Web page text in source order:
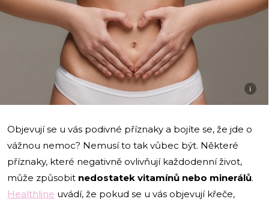
i
Objevují se u vás podivné příznaky a bojíte se, že jde o
vážnou nemoc? Nemusí to tak vůbec být. Některé
příznaky, které negativně ovlivňují každodenní život,
může způsobit nedostatek vitamínů nebo minerálů.
Healthline uvádí, že pokud se u vás objevují křeče,